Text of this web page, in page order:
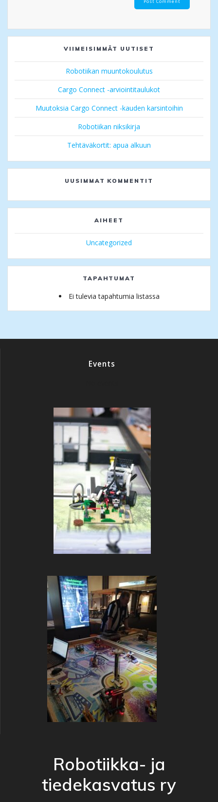
VIIMEISIMMÄT UUTISET
Robotiikan muuntokoulutus
Cargo Connect -arviointitaulukot
Muutoksia Cargo Connect -kauden karsintoihin
Robotiikan niksikirja
Tehtäväkortit: apua alkuun
UUSIMMAT KOMMENTIT
AIHEET
Uncategorized
TAPAHTUMAT
Ei tulevia tapahtumia listassa
Events
Robotiikka- ja
tiedekasvatus ry